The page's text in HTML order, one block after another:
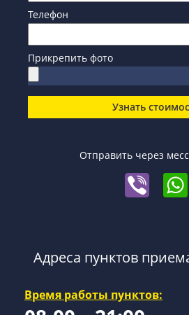
Телефон
Прикрепить фото
Узнать
Отправить через
Адреса пунктов
Время работы пунктов: